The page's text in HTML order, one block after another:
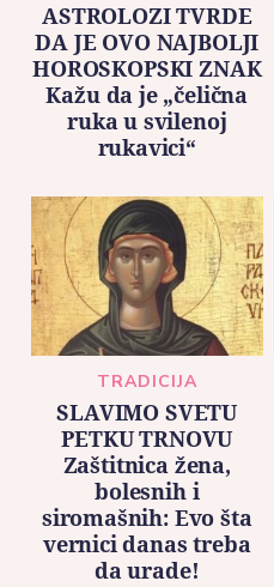
ASTROLOZI TVRDE
DA JE OVO NAJBOLJI
HOROSKOPSKI ZNAK
Kažu da je „čelična
ruka u svilenoj
rukavici“
TRADICIJA
SLAVIMO SVETU
PETKU TRNOVU
Zaštitnica žena,
bolesnih i
siromašnih: Evo šta
vernici danas treba
da urade!